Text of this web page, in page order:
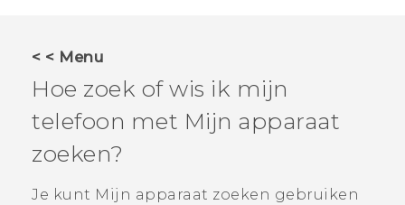
AANBIEDINGEN
HTC Club
SUPPORT
HTC-apparaten & -accessoires
VIVERSE
< < Menu
Hoe zoek of wis ik mijn
telefoon met Mijn apparaat
zoeken?
Je kunt Mijn apparaat zoeken gebruiken